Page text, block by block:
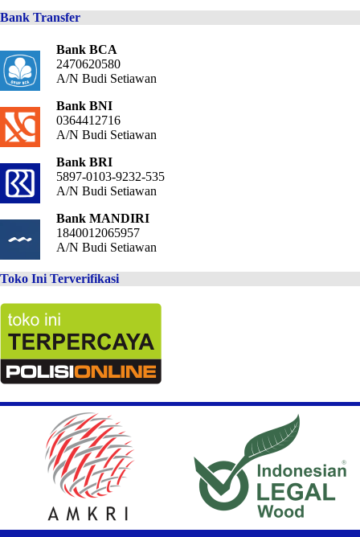
Bank Transfer
Bank BCA
2470620580
A/N Budi Setiawan
Bank BNI
0364412716
A/N Budi Setiawan
Bank BRI
5897-0103-9232-535
A/N Budi Setiawan
Bank MANDIRI
1840012065957
A/N Budi Setiawan
Toko Ini Terverifikasi